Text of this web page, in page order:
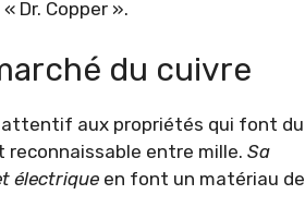
Dr. Copper ».
du cuivre
aux propriétés qui font du
reconnaissable entre mille. Sa
électrique en font un matériau de